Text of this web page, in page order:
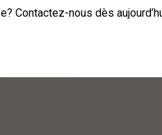
Contactez-nous dès